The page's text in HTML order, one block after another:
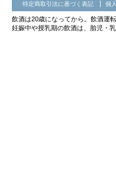
特定商取引法に基づく表記 個
飲酒は20歳になってから。飲酒運
妊娠中や授乳期の飲酒は、胎児・